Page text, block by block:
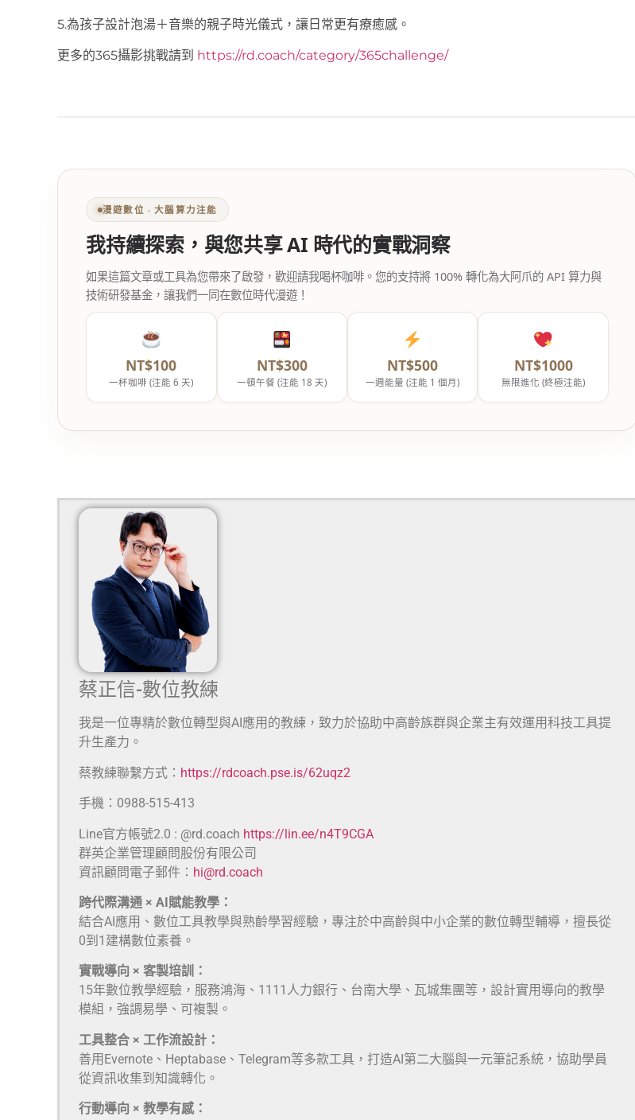
5.為孩子設計泡湯＋音樂的親子時光儀式，讓日常更有療癒感。
更多的365攝影挑戰請到 https://rd.coach/category/365challenge/
漫遊數位 ‧ 大腦算力注能
我持續探索，與您共享 AI 時代的實戰洞察
如果這篇文章或工具為您帶來了啟發，歡迎請我喝杯咖啡。您的支持將 100% 轉化為大阿爪的 API 算力與
技術研發基金，讓我們一同在數位時代漫遊！
NT$100
一杯咖啡 (注能 6 天)
NT$300
一頓午餐 (注能 18 天)
NT$500
一週能量 (注能 1 個月)
NT$1000
無限進化 (終極注能)
蔡正信-數位教練
我是一位專精於數位轉型與AI應用的教練，致力於協助中高齡族群與企業主有效運用科技工具提
升生產力。
蔡教練聯繫方式： https://rdcoach.pse.is/62uqz2
手機：0988-515-413
Line官方帳號2.0 : @rd.coach https://lin.ee/n4T9CGA
群英企業管理顧問股份有限公司
資訊顧問電子郵件： hi@rd.coach
跨代際溝通 × AI賦能教學：
結合AI應用、數位工具教學與熟齡學習經驗，專注於中高齡與中小企業的數位轉型輔導，擅長從
0到1建構數位素養。
實戰導向 × 客製培訓：
15年數位教學經驗，服務鴻海、1111人力銀行、台南大學、瓦城集團等，設計實用導向的教學
模組，強調易學、可複製。
工具整合 × 工作流設計：
善用Evernote、Heptabase、Telegram等多款工具，打造AI第二大腦與一元筆記系統，協助學員
從資訊收集到知識轉化。
行動導向 × 教學有感：